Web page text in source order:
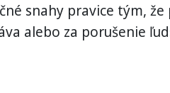
snahy pravice tým,
alebo za porušenie